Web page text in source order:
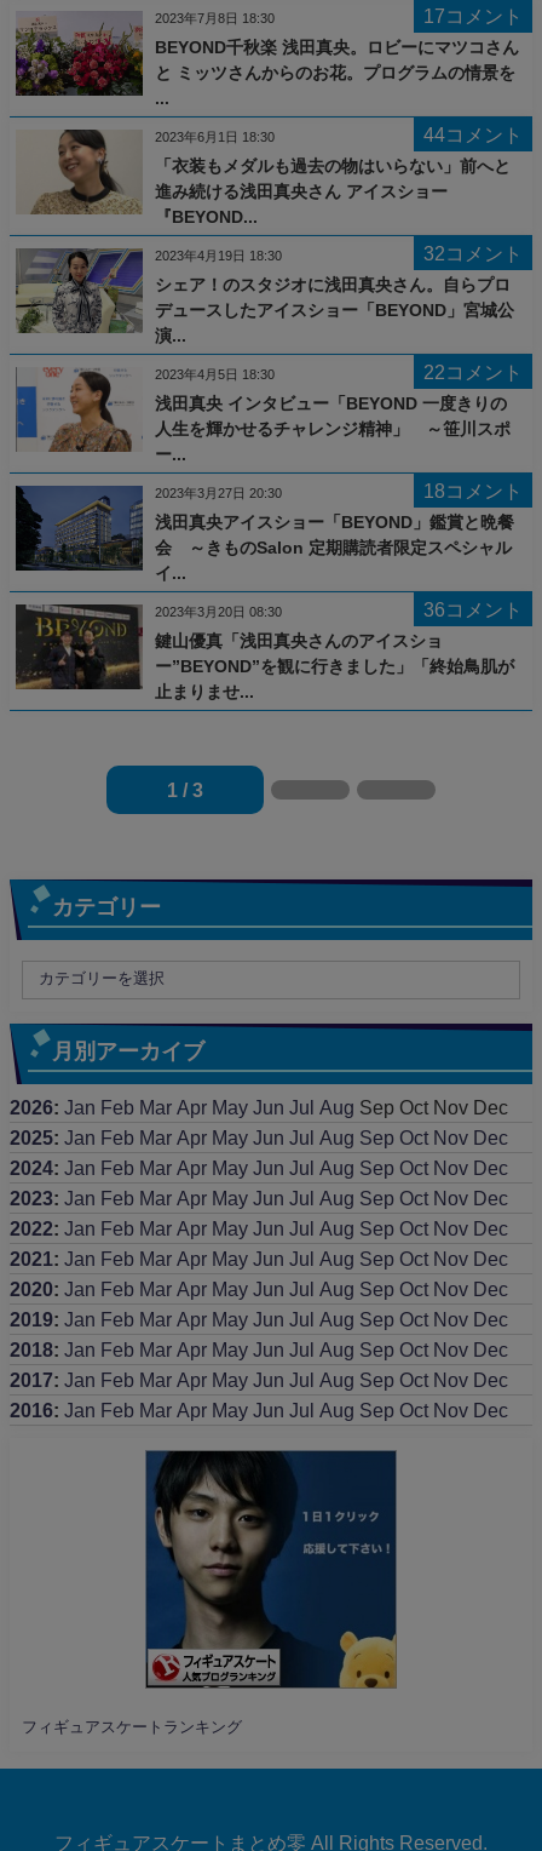
17コメント
BEYOND千秋楽 浅田真央。ロビーにマツコさん
と ミッツさんからのお花。プログラムの情景を
...
2023年7月8日 18:30
44コメント
「衣装もメダルも過去の物はいらない」前へと
進み続ける浅田真央さん アイスショー
『BEYOND...
2023年6月1日 18:30
32コメント
シェア！のスタジオに浅田真央さん。自らプロ
デュースしたアイスショー「BEYOND」宮城公
演...
2023年4月19日 18:30
22コメント
浅田真央 インタビュー「BEYOND 一度きりの
人生を輝かせるチャレンジ精神」 ～笹川スポ
ー...
2023年4月5日 18:30
18コメント
浅田真央アイスショー「BEYOND」鑑賞と晩餐
会 ～きものSalon 定期購読者限定スペシャル
イ...
2023年3月27日 20:30
36コメント
鍵山優真「浅田真央さんのアイスショ
ー”BEYOND”を観に行きました」「終始鳥肌が
止まりませ...
2023年3月20日 08:30
1 / 3
カテゴリー
月別アーカイブ
2026: Jan Feb Mar Apr May Jun Jul Aug Sep Oct Nov Dec
2025: Jan Feb Mar Apr May Jun Jul Aug Sep Oct Nov Dec
2024: Jan Feb Mar Apr May Jun Jul Aug Sep Oct Nov Dec
2023: Jan Feb Mar Apr May Jun Jul Aug Sep Oct Nov Dec
2022: Jan Feb Mar Apr May Jun Jul Aug Sep Oct Nov Dec
2021 : Jan Feb Mar Apr May Jun Jul Aug Sep Oct Nov Dec
2020: Jan Feb Mar Apr May Jun Jul Aug Sep Oct Nov Dec
2019: Jan Feb Mar Apr May Jun Jul Aug Sep Oct Nov Dec
2018: Jan Feb Mar Apr May Jun Jul Aug Sep Oct Nov Dec
2017: Jan Feb Mar Apr May Jun Jul Aug Sep Oct Nov Dec
2016: Jan Feb Mar Apr May Jun Jul Aug Sep Oct Nov Dec
フィギュアスケートランキング
フィギュアスケートまとめ零 All Rights Reserved.